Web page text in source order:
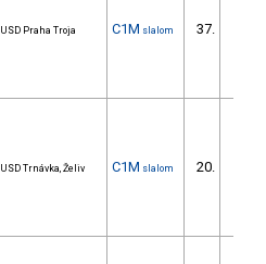
USD Praha Troja C1M slalom 37.
USD Trnávka, Želiv C1M slalom 20.